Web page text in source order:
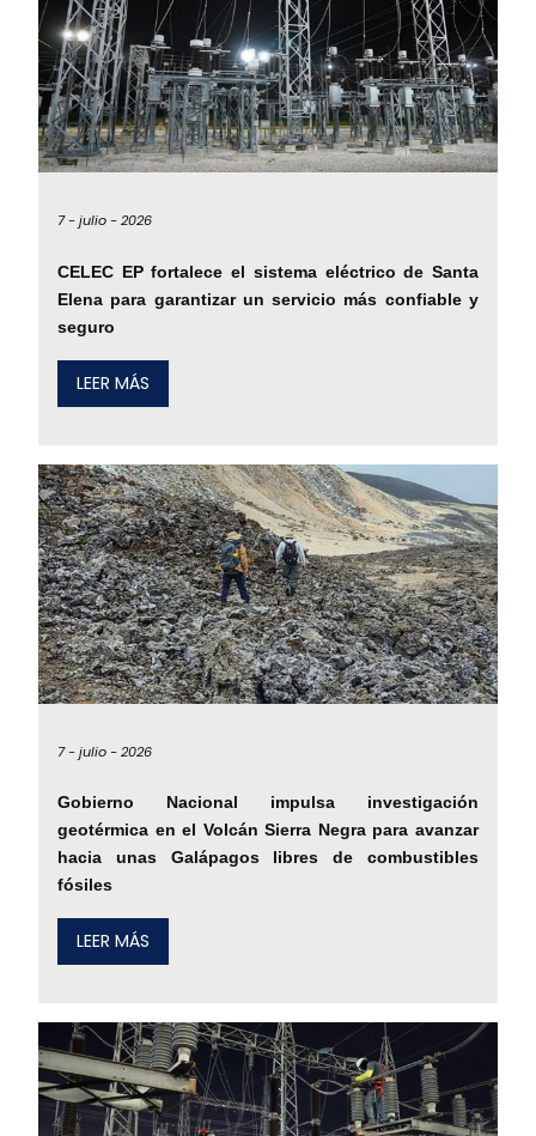
7 -julio -2026
CELEC EP fortalece el sistema eléctrico de Santa
Elena para garantizar un servicio más confiable y
seguro
LEER MÁS
7 -julio -2026
Gobierno Nacional impulsa investigación
geotérmica en el Volcán Sierra Negra para avanzar
hacia unas Galápagos libres de combustibles
fósiles
LEER MÁS